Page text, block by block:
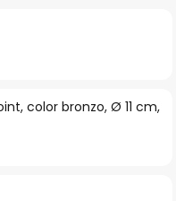
color bronzo, Ø 11 cm,